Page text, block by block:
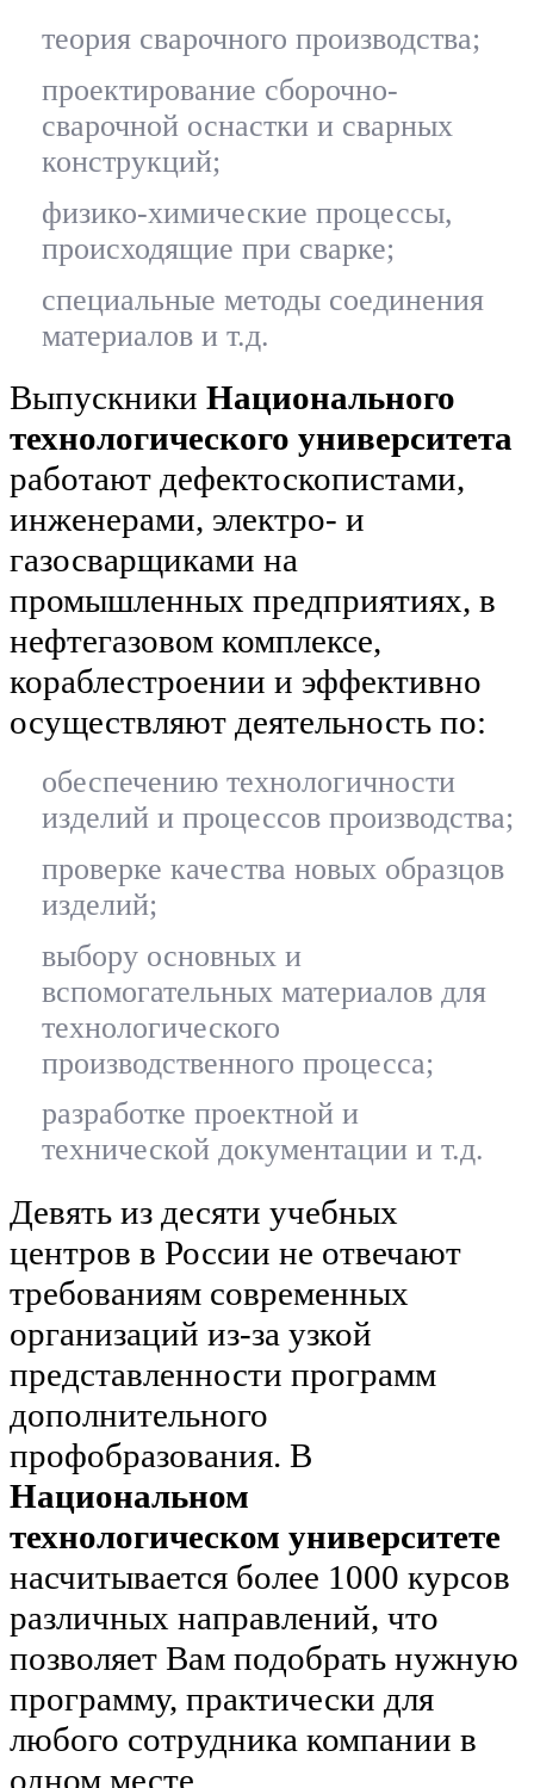
теория сварочного производства;
проектирование сборочно-
сварочной оснастки и сварных
конструкций;
физико-химические процессы,
происходящие при сварке;
специальные методы соединения
материалов и т.д.
Выпускники Национального
технологического университета
работают дефектоскопистами,
инженерами, электро- и
газосварщиками на
промышленных предприятиях, в
нефтегазовом комплексе,
кораблестроении и эффективно
осуществляют деятельность по:
обеспечению технологичности
изделий и процессов производства;
проверке качества новых образцов
изделий;
выбору основных и
вспомогательных материалов для
технологического
производственного процесса;
разработке проектной и
технической документации и т.д.
Девять из десяти учебных
центров в России не отвечают
требованиям современных
организаций из-за узкой
представленности программ
дополнительного
профобразования. В
Национальном
технологическом университете
насчитывается более 1000 курсов
различных направлений, что
позволяет Вам подобрать нужную
программу, практически для
любого сотрудника компании в
одном месте.